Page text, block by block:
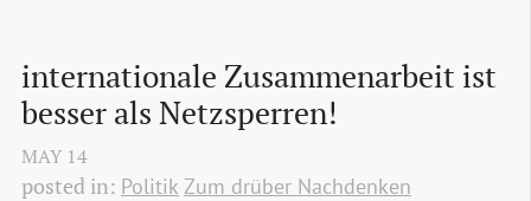
internationale Zusammenarbeit ist
besser als Netzsperren!
MAY 14
posted in: Politik Zum drüber Nachdenken